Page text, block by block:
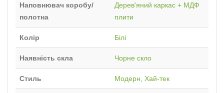
Наповнювач коробу/
полотна
Дерев'яний каркас + МДФ
плити
Колір Білі
Наявність скла Чорне скло
Стиль Модерн, Хай-тек